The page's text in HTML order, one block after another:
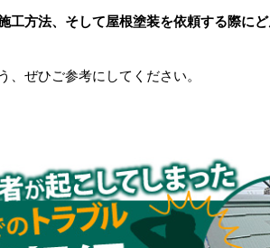
工方法、そして屋根塗装を依頼する際に
ぜひご参考にしてください。